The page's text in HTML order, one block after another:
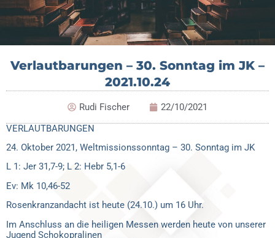
Verlautbarungen – 30. Sonntag im JK –
2021.10.24
Rudi Fischer
22/10/2021
VERLAUTBARUNGEN
24. Oktober 2021, Weltmissionssonntag – 30. Sonntag im JK
L 1: Jer 31,7-9; L 2: Hebr 5,1-6
Ev: Mk 10,46-52
Rosenkranzandacht ist heute (24.10.) um 16 Uhr.
Im Anschluss an die heiligen Messen werden heute von unserer
Jugend Schokopralinen